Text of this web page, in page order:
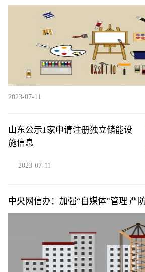
2023-07-11
山东公示1家申请注册独立储能设
施信息
2023-07-11
中央网信办：加强“自媒体”管理 严